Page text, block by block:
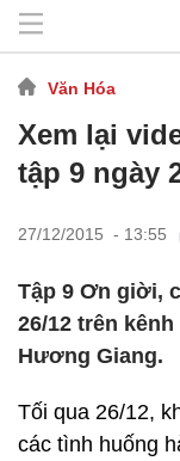
Văn Hóa
Xem lại
tập 9 ngày
27/12/2015 - 13:55
Tập 9 Ơn giời,
26/12 trên
Hương Giang.
Tối qua 26/12,
các tình huống